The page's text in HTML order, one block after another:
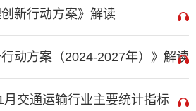
新行动方案》解读
行动方案（2024-2027年）》解读
月交通运输行业主要统计指标